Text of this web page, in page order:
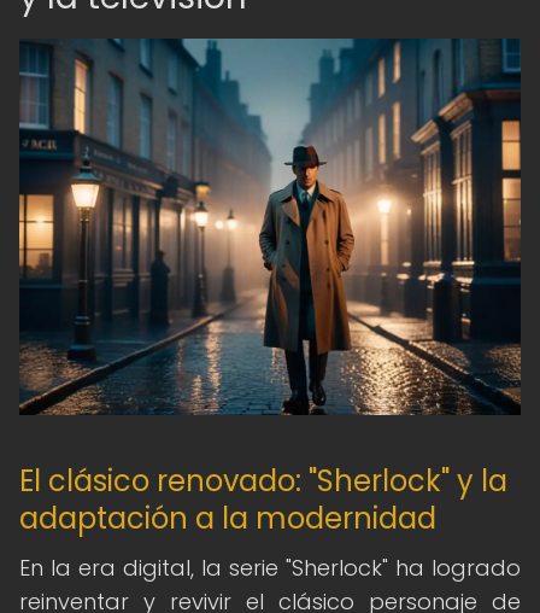
El clásico renovado: "Sherlock" y la
adaptación a la modernidad
En la era digital, la serie "Sherlock" ha logrado
reinventar y revivir el clásico personaje de